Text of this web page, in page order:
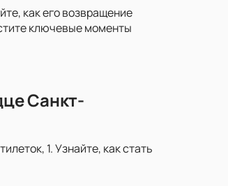
как его возвращение
ключевые моменты
Санкт-
1. Узнайте, как стать